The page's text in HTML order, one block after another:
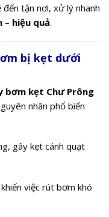
tận nơi, xử lý nhanh
hiệu quả.
bị kẹt dưới
bơm kẹt Chư Prông
nhân phổ biến
gây kẹt cánh quạt
việc rút bơm khó